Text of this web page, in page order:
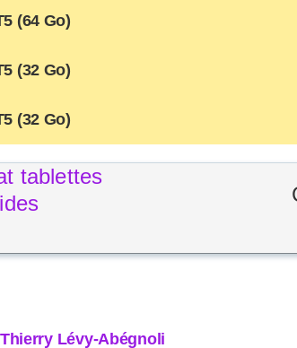
(64 Go)
(32 Go)
(32 Go)
Thierry Lévy-Abégnoli